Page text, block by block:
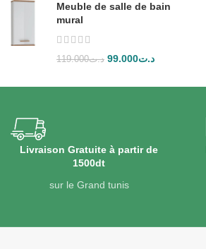
Meuble de salle de bain
mural
د.ت119.000 د.ت99.000
Livraison Gratuite à partir de
1500dt
sur le Grand tunis